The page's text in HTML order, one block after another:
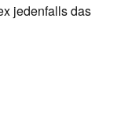
jedenfalls das